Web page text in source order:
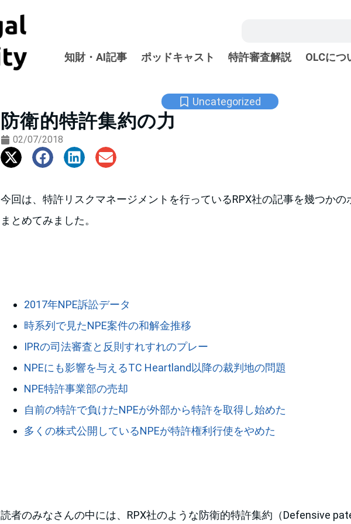
知財・AI記事 ポッドキャスト 特許審査解説 OLCにつ
Uncategorized
防衛的特許集約の力
02/07/2018
今回は、特許リスクマネージメントを行っているRPX社の記事を幾つかの
まとめてみました。
2017年NPE訴訟データ
時系列で見たNPE案件の和解金推移
IPRの司法審査と反則すれすれのプレー
NPEにも影響を与えるTC Heartland以降の裁判地の問題
NPE特許事業部の売却
自前の特許で負けたNPEが外部から特許を取得し始めた
多くの株式公開しているNPEが特許権利行使をやめた
読者のみなさんの中には、RPX社のような防衛的特許集約（Defensive